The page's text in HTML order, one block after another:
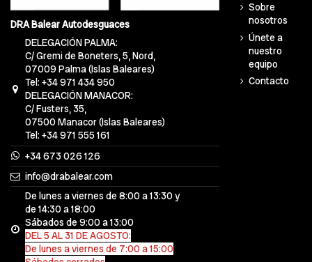
DRA Balear Autodesguaces
DELEGACIÓN PALMA:
C/ Gremi de Boneters, 5, Nord,
07009 Palma (Islas Baleares)
Tel: +34 971 434 950
DELEGACIÓN MANACOR:
C/ Fusters, 35,
07500 Manacor (Islas Baleares)
Tel: +34 971 555 161
+34 673 026 126
info@drabalear.com
De lunes a viernes de 8:00 a 13:30 y
de 14:30 a 18:00
Sábados de 9:00 a 13:00
DEL 5 AL 31 DE AGOSTO:
De lunes a viernes de 7:00 a 15:00
Sobre
nosotros
Únete a
nuestro
equipo
Contacto